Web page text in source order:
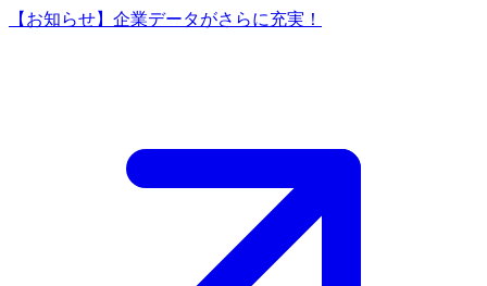
【お知らせ】企業データがさらに充実！